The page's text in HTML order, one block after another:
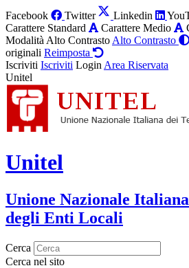
Facebook Twitter Linkedin
Carattere Standard
Carattere Medio
Modalità Alto Contrasto Alto Contrasto
originali Reimposta
Iscriviti Iscriviti Login Area Riservata
Unitel
Unitel
Unione Nazionale
degli Enti Locali
Cerca
Cerca nel sito